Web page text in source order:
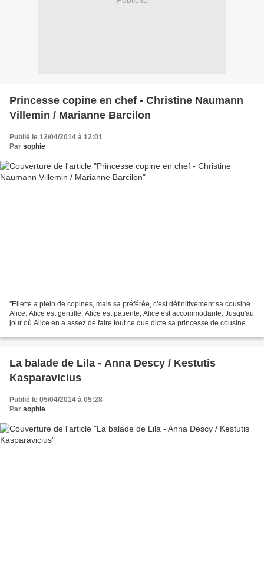
Princesse copine en chef - Christine Naumann
Villemin / Marianne Barcilon
Publié le 12/04/2014 à 12:01
Par sophie
"Eliette a plein de copines, mais sa préférée, c'est définitivement sa cousine
Alice. Alice est gentille, Alice est patiente, Alice est accommodante. Jusqu'au
jour où Alice en a assez de faire tout ce que dicte sa princesse de cousine-
La balade de Lila - Anna Descy / Kestutis
Kasparavicius
Publié le 05/04/2014 à 05:28
Par sophie